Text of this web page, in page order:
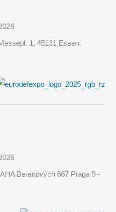
1, 45131 Essen,
Beranových 667 Praga 9 -